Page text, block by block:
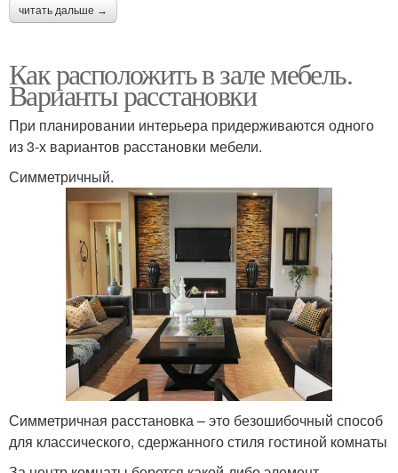
читать дальше →
Как расположить в зале мебель.
Варианты расстановки
При планировании интерьера придерживаются одного
из 3-х вариантов расстановки мебели.
Симметричный.
Симметричная расстановка – это безошибочный способ
для классического, сдержанного стиля гостиной комнаты